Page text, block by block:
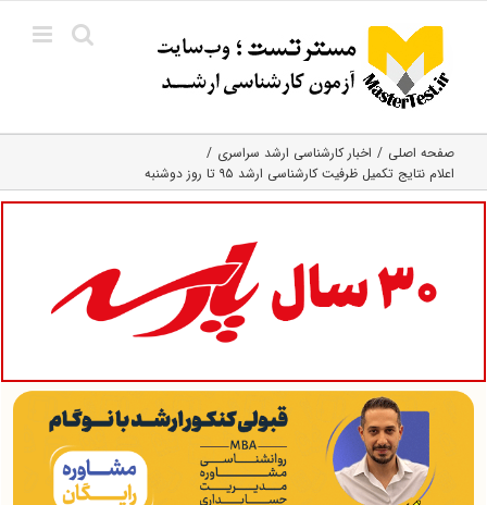
content
صفحه اصلی
اخبار کارشناسی ارشد سراسری
اعلام نتایج تکمیل ظرفیت کارشناسی ارشد ۹۵ تا روز دوشنبه